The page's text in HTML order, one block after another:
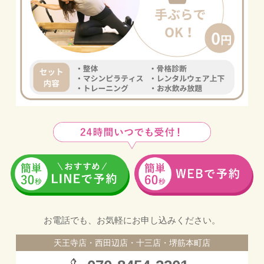
お電話でも、お気軽にお申し込みください。
天王寺店・西田辺店・十三店・堺筋本町店